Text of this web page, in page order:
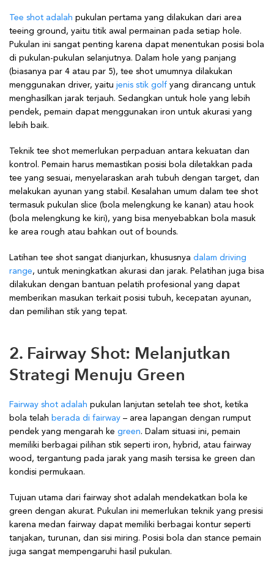
Tee shot adalah pukulan pertama yang dilakukan dari area
teeing ground, yaitu titik awal permainan pada setiap hole.
Pukulan ini sangat penting karena dapat menentukan posisi bola
di pukulan-pukulan selanjutnya. Dalam hole yang panjang
(biasanya par 4 atau par 5), tee shot umumnya dilakukan
menggunakan driver, yaitu jenis stik golf yang dirancang untuk
menghasilkan jarak terjauh. Sedangkan untuk hole yang lebih
pendek, pemain dapat menggunakan iron untuk akurasi yang
lebih baik.
Teknik tee shot memerlukan perpaduan antara kekuatan dan
kontrol. Pemain harus memastikan posisi bola diletakkan pada
tee yang sesuai, menyelaraskan arah tubuh dengan target, dan
melakukan ayunan yang stabil. Kesalahan umum dalam tee shot
termasuk pukulan slice (bola melengkung ke kanan) atau hook
(bola melengkung ke kiri), yang bisa menyebabkan bola masuk
ke area rough atau bahkan out of bounds.
Latihan tee shot sangat dianjurkan, khususnya dalam driving
range, untuk meningkatkan akurasi dan jarak. Pelatihan juga bisa
dilakukan dengan bantuan pelatih profesional yang dapat
memberikan masukan terkait posisi tubuh, kecepatan ayunan,
dan pemilihan stik yang tepat.
2. Fairway Shot: Melanjutkan
Strategi Menuju Green
Fairway shot adalah pukulan lanjutan setelah tee shot, ketika
bola telah berada di fairway – area lapangan dengan rumput
pendek yang mengarah ke green. Dalam situasi ini, pemain
memiliki berbagai pilihan stik seperti iron, hybrid, atau fairway
wood, tergantung pada jarak yang masih tersisa ke green dan
kondisi permukaan.
Tujuan utama dari fairway shot adalah mendekatkan bola ke
green dengan akurat. Pukulan ini memerlukan teknik yang presisi
karena medan fairway dapat memiliki berbagai kontur seperti
tanjakan, turunan, dan sisi miring. Posisi bola dan stance pemain
juga sangat mempengaruhi hasil pukulan.